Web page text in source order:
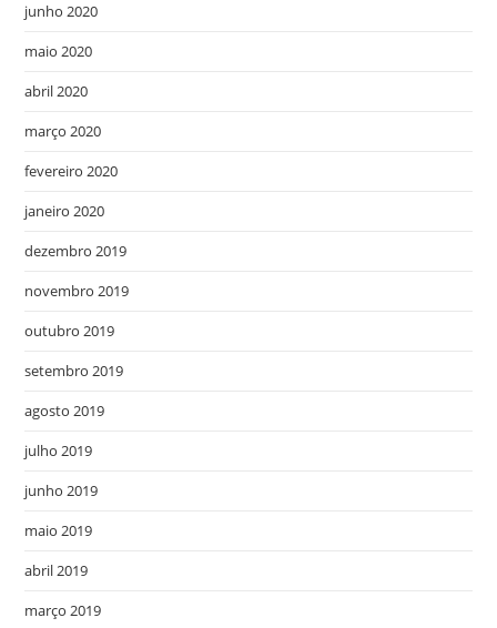
junho 2020
maio 2020
abril 2020
março 2020
fevereiro 2020
janeiro 2020
dezembro 2019
novembro 2019
outubro 2019
setembro 2019
agosto 2019
julho 2019
junho 2019
maio 2019
abril 2019
março 2019